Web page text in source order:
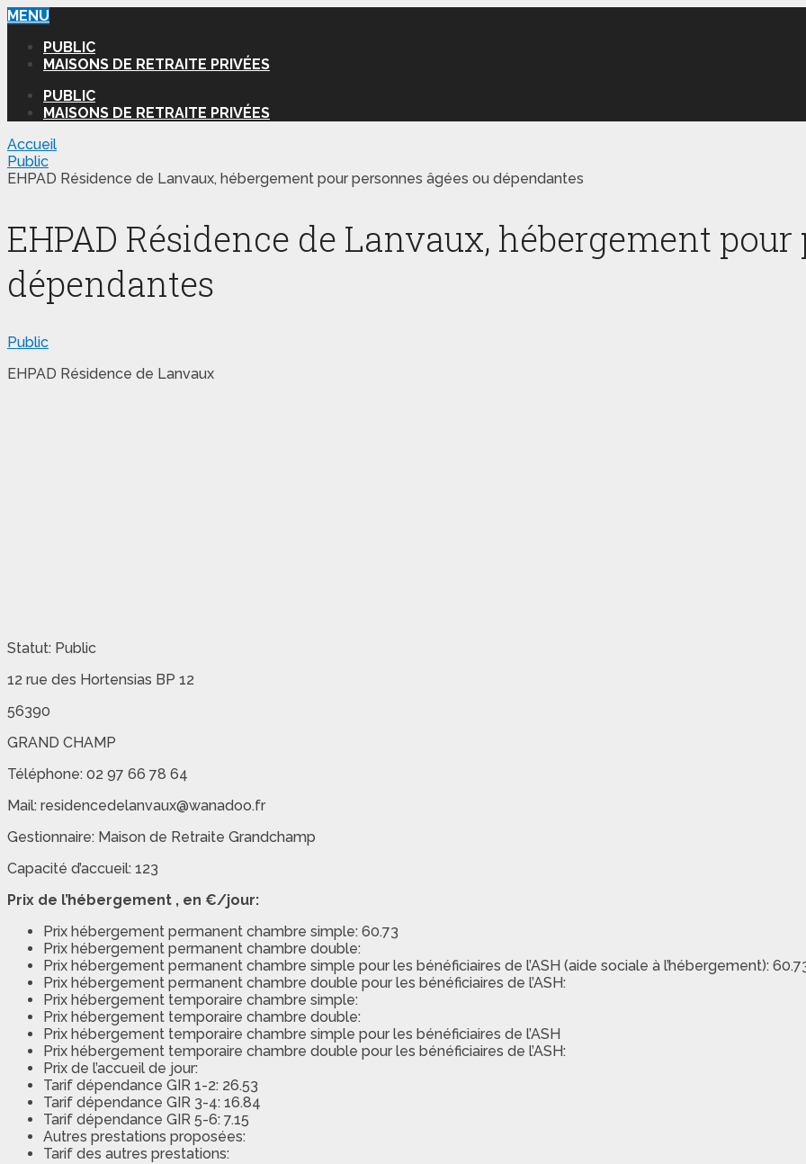
MENU
PUBLIC
MAISONS DE RETRAITE PRIVÉES
PUBLIC
MAISONS DE RETRAITE PRIVÉES
Accueil
Public
EHPAD Résidence de Lanvaux, hébergement pour personnes âgées ou dépendantes
EHPAD Résidence de Lanvaux, hébergement
dépendantes
Public
EHPAD Résidence de Lanvaux
Statut: Public
12 rue des Hortensias BP 12
56390
GRAND CHAMP
Téléphone: 02 97 66 78 64
Mail: residencedelanvaux@wanadoo.fr
Gestionnaire: Maison de Retraite Grandchamp
Capacité d’accueil: 123
Prix de l’hébergement , en €/jour:
Prix hébergement permanent chambre simple: 60.73
Prix hébergement permanent chambre double:
Prix hébergement permanent chambre simple pour les bénéficiaires de l’ASH (aide sociale à l’hébergement):
Prix hébergement permanent chambre double pour les bénéficiaires de l’ASH:
Prix hébergement temporaire chambre simple:
Prix hébergement temporaire chambre double:
Prix hébergement temporaire chambre simple pour les bénéficiaires de l’ASH
Prix hébergement temporaire chambre double pour les bénéficiaires de l’ASH:
Prix de l’accueil de jour:
Tarif dépendance GIR 1-2: 26.53
Tarif dépendance GIR 3-4: 16.84
Tarif dépendance GIR 5-6: 7.15
Autres prestations proposées:
Tarif des autres prestations: